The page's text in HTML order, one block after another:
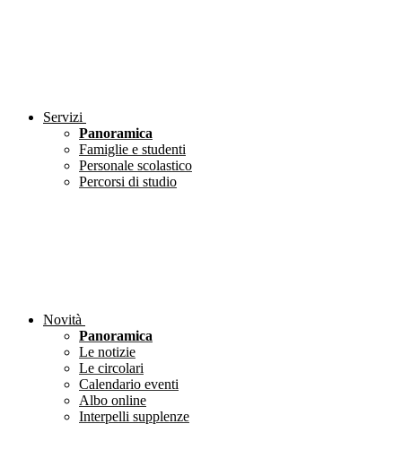
Servizi
Panoramica
Famiglie e studenti
Personale scolastico
Percorsi di studio
Novità
Panoramica
Le notizie
Le circolari
Calendario eventi
Albo online
Interpelli supplenze